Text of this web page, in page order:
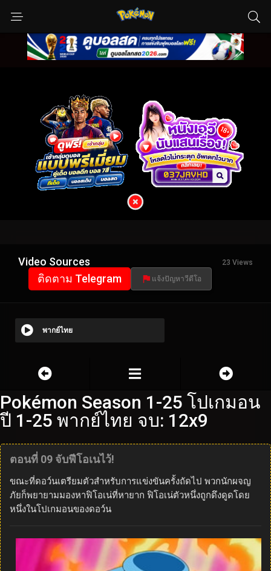
Video Sources 23 Views
ติดตาม Telegram แจ้งปัญหาวีดีโอ
พากย์ไทย
Pokémon Season 1-25 โปเกมอน
ปี 1-25 พากย์ไทย จบ: 12x9
ตอนที่ 09 จับฟีโอเนไว้!
ขณะที่ดอว์นเตรียมตัวสำหรับการแข่งขันครั้งถัดไป พวกนักผจญ
ภัยก็พยายามมองหาฟิโอเน่ที่หายาก ฟิโอเน่ตัวหนึ่งถูกดึงดูดโดย
หนึ่งในโปเกมอนของดอว์น